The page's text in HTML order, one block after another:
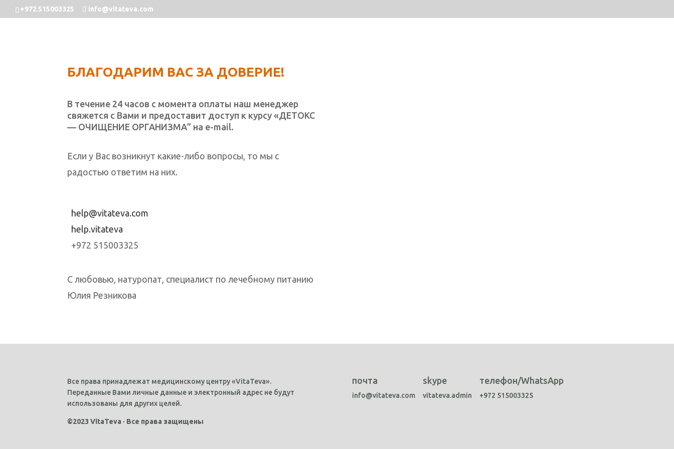
+972 515003325 info@vitateva.com
БЛАГОДАРИМ ВАС ЗА ДОВЕРИЕ!
В течение 24 часов с момента оплаты наш менеджер
свяжется с Вами и предоставит доступ к курсу «ДЕТОКС
— ОЧИЩЕНИЕ ОРГАНИЗМА” на e-mail.
Если у Вас возникнут какие-либо вопросы, то мы с
радостью ответим на них.
help@vitateva.com
help.vitateva
+972 515003325
C любовью, натуропат, специалист по лечебному питанию
Юлия Резникова
Все права принадлежат медицинскому центру «VitaTeva».
Переданные Вами личные данные и электронный адрес не будут
использованы для других целей.
©2023 VitaTeva · Все права защищены
почта
info@vitateva.com
skype
vitateva.admin
телефон/WhatsApp
+972 515003325